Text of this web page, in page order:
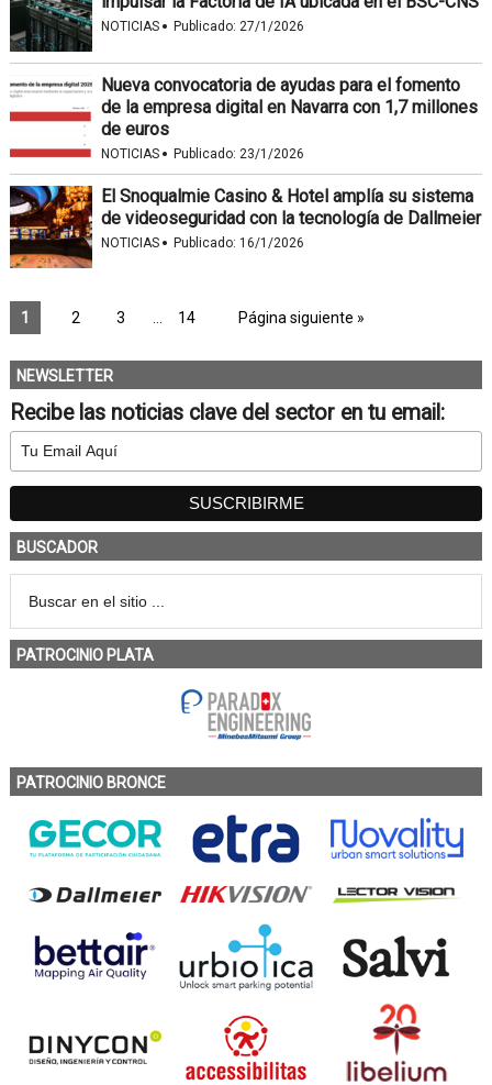
NOTICIAS · Publicado: 27/1/2026
Nueva convocatoria de ayudas para el fomento
de la empresa digital en Navarra con 1,7 millones
de euros
NOTICIAS · Publicado: 23/1/2026
El Snoqualmie Casino & Hotel amplía su sistema
de videoseguridad con la tecnología de Dallmeier
NOTICIAS · Publicado: 16/1/2026
1 2 3 14 Página siguiente »
NEWSLETTER
Recibe las noticias clave del sector en tu email:
BUSCADOR
PATROCINIO PLATA
PATROCINIO BRONCE